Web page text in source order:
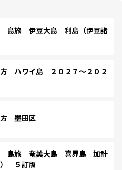
島旅 伊豆大島 利島（伊豆諸
ハワイ島 ２０２７～２０２
墨田区
島旅 奄美大島 喜界島 加計
） ５訂版